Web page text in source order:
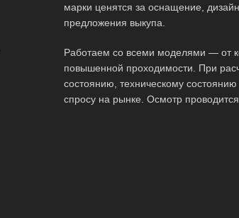
марки ценятся за оснащение,
предложения выкупа.
Работаем со всеми моделями — от
повышенной проходимости. При
состоянию, техническому
спросу на рынке. Осмотр